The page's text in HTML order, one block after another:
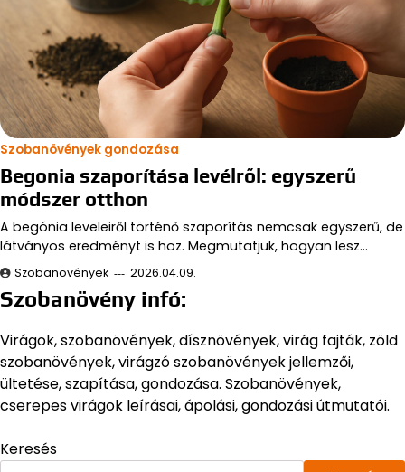
Szobanövények gondozása
Begonia szaporítása levélről: egyszerű
módszer otthon
A begónia leveleiről történő szaporítás nemcsak egyszerű, de
látványos eredményt is hoz. Megmutatjuk, hogyan lesz…
Szobanövények 2026.04.09.
Szobanövény infó:
Virágok, szobanövények, dísznövények, virág fajták, zöld
szobanövények, virágzó szobanövények jellemzői,
ültetése, szapítása, gondozása. Szobanövények,
cserepes virágok leírásai, ápolási, gondozási útmutatói.
Keresés